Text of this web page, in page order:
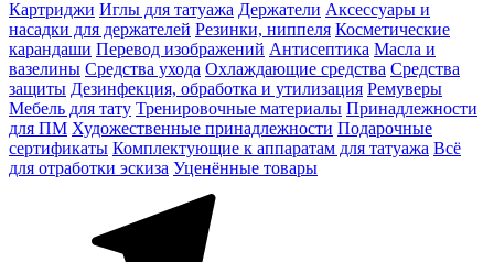
Картриджи Иглы для татуажа Держатели Аксессуары и
насадки для держателей Резинки, ниппеля Косметические
карандаши Перевод изображений Антисептика Масла и
вазелины Средства ухода Охлаждающие средства Средства
защиты Дезинфекция, обработка и утилизация Ремуверы
Мебель для тату Тренировочные материалы Принадлежности
для ПМ Художественные принадлежности Подарочные
сертификаты Комплектующие к аппаратам для татуажа Всё
для отработки эскиза Уценённые товары